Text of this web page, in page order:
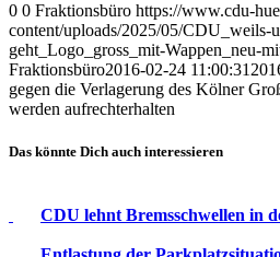
0 0 Fraktionsbüro https://www.cdu-
content/uploads/2025/05/CDU_weils-
geht_Logo_gross_mit-Wappen_neu-
Fraktionsbüro2016-02-24 11:00:31
gegen die Verlagerung des Kölner
werden aufrechterhalten
Das könnte Dich auch interessieren
CDU lehnt Bremsschwellen in